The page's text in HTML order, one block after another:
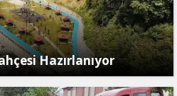
Hazırlanıyor